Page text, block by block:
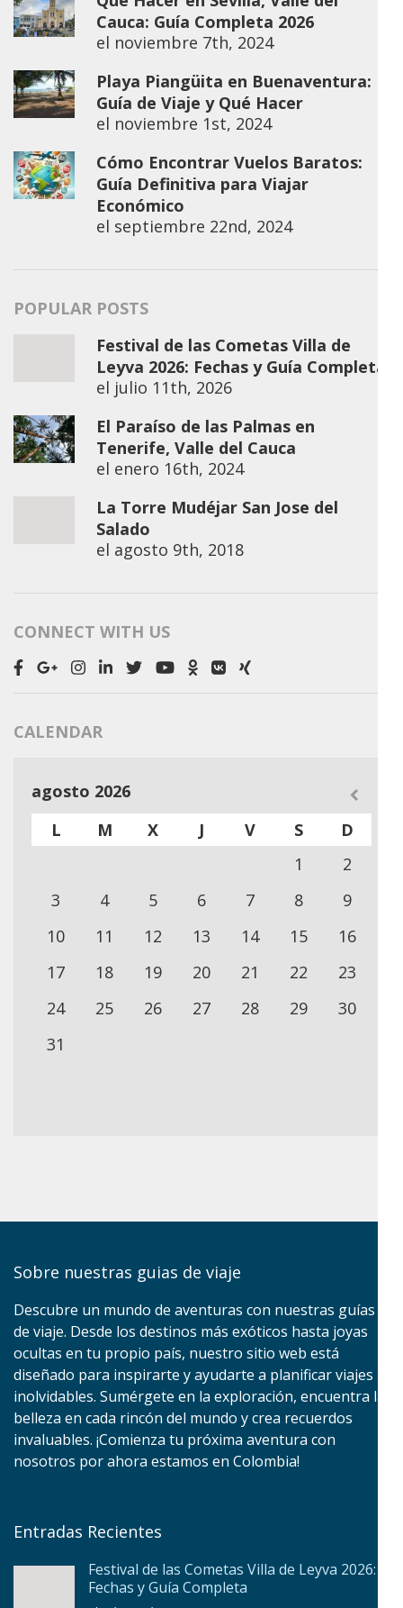
Cauca: Guía Completa 2026
el noviembre 7th, 2024
Playa Piangüita en Buenaventura:
Guía de Viaje y Qué Hacer
el noviembre 1st, 2024
Cómo Encontrar Vuelos Baratos:
Guía Definitiva para Viajar
Económico
el septiembre 22nd, 2024
POPULAR POSTS
Festival de las Cometas Villa de
Leyva 2026: Fechas y Guía Completa
el julio 11th, 2026
El Paraíso de las Palmas en
Tenerife, Valle del Cauca
el enero 16th, 2024
La Torre Mudéjar San Jose del
Salado
el agosto 9th, 2018
CONNECT WITH US
CALENDAR
agosto 2026
L
M X J V S
D
1
2
3
4 5 6 7 8
9
10
11 12 13 14 15
16
17
18 19 20 21 22
23
24
25 26 27 28 29
30
31
Sobre nuestras guias de viaje
Descubre un mundo de aventuras con nuestras guías
de viaje. Desde los destinos más exóticos hasta joyas
ocultas en tu propio país, nuestro sitio web está
diseñado para inspirarte y ayudarte a planificar viajes
inolvidables. Sumérgete en la exploración, encuentra la
belleza en cada rincón del mundo y crea recuerdos
invaluables. ¡Comienza tu próxima aventura con
nosotros por ahora estamos en Colombia!
Entradas Recientes
Festival de las Cometas Villa de Leyva 2026:
Fechas y Guía Completa